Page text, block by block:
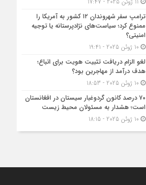
ترامپ سفر شهروندان ۱۲ کشور به آمریکا را
ممنوع کرد؛ سیاست‌های نژادپرستانه یا توجیه
امنیتی؟
10 ژوئن 2025 - 19:41
لغو الزام دریافت تثبیت هویت برای اتباع؛
هدف درآمد از مهاجرین بود؟
10 ژوئن 2025 - 18:53
۷۰ درصد کانون گردوغبار سیستان در افغانستان
است؛ هشدار به مسئولان محیط زیست
10 ژوئن 2025 - 18:15